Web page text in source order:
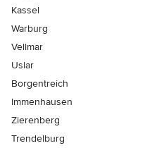
Kassel
Warburg
Vellmar
Uslar
Borgentreich
Immenhausen
Zierenberg
Trendelburg